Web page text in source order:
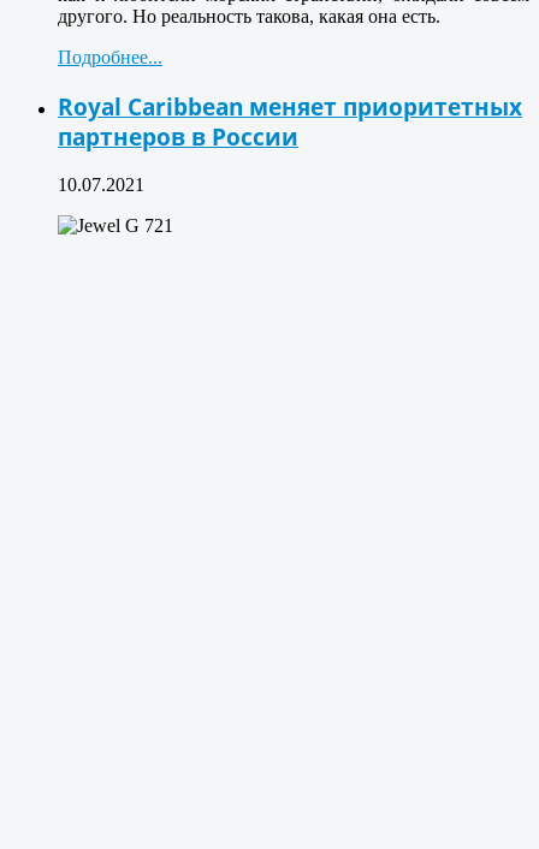
другого. Но реальность такова, какая она есть.
Подробнее...
Royal Caribbean меняет приоритетных
партнеров в России
10.07.2021